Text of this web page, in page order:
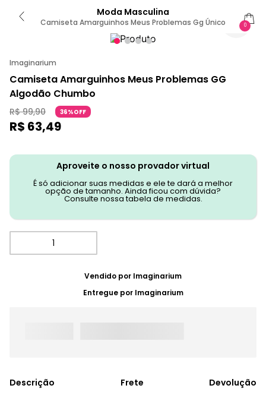
Moda Masculina
Camiseta Amarguinhos Meus Problemas Gg Único 0
Imaginarium
Camiseta Amarguinhos Meus Problemas GG
Algodão Chumbo
R$ 99,90 36%OFF
R$ 63,49
Aproveite o nosso provador virtual
É só adicionar suas medidas e ele te dará a melhor
opção de tamanho. Ainda ficou com dúvida?
Consulte nossa tabela de medidas.
Vendido por Imaginarium
Entregue por Imaginarium
Frete Devolução